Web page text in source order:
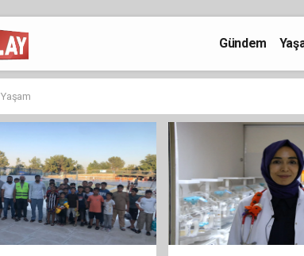
Gündem
Yaşam